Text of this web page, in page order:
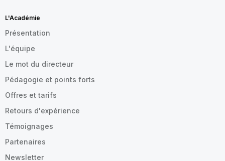
L'Académie
Présentation
L'équipe
Le mot du directeur
Pédagogie et points forts
Offres et tarifs
Retours d'expérience
Témoignages
Partenaires
Newsletter